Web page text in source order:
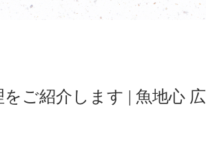
ご紹介します | 魚地心 広